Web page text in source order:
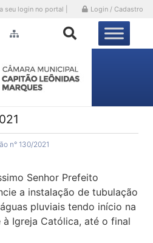
seu login no portal | Login / Cadastro
n° 130/2021
Senhor Prefeito
a instalação de tubulação
pluviais tendo início na
à Igreja Católica, até o final